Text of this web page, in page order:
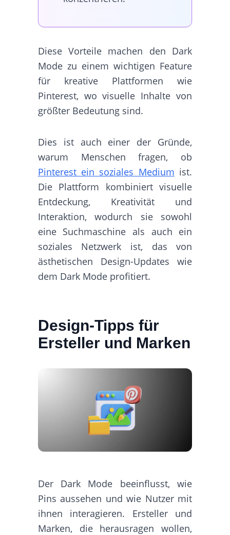
Diese Vorteile machen den Dark
Mode zu einem wichtigen Feature
für kreative Plattformen wie
Pinterest, wo visuelle Inhalte von
größter Bedeutung sind.
Dies ist auch einer der Gründe,
warum Menschen fragen, ob
Pinterest ein soziales Medium ist.
Die Plattform kombiniert visuelle
Entdeckung, Kreativität und
Interaktion, wodurch sie sowohl
eine Suchmaschine als auch ein
soziales Netzwerk ist, das von
ästhetischen Design-Updates wie
dem Dark Mode profitiert.
Design-Tipps für
Ersteller und Marken
Der Dark Mode beeinflusst, wie
Pins aussehen und wie Nutzer mit
ihnen interagieren. Ersteller und
Marken, die herausragen wollen,